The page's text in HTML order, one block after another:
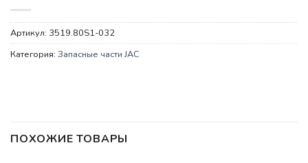
Артикул: 3519.80S1-032
Категория: Запасные части JAC
ПОХОЖИЕ ТОВАРЫ